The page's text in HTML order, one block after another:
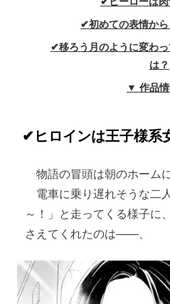
✔初めての表情から
✔移ろう月のように変わ
は？
▼ 作品
✔ヒロインは王子様系
物語の冒頭は朝のホームに
電車に乗り遅れそうな二
～！」と走ってくる様子に
さえてくれたのは――、